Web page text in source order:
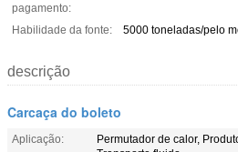
pagamento:
Habilidade da fonte: 5000 toneladas/pelo
descrição
Carcaça do boleto
Aplicação:
Permutador de calor,